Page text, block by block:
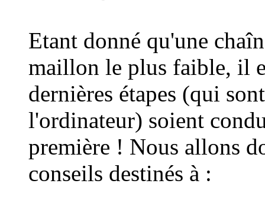
Etant donné qu'une
maillon le plus faible, il
dernières étapes (qui
l'ordinateur) soient
première ! Nous allons
conseils destinés à :